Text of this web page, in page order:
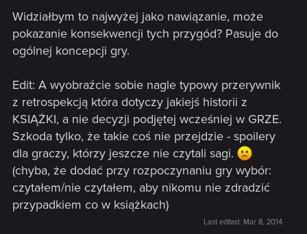
Widziałbym to najwyżej jako nawiązanie, może
pokazanie konsekwencji tych przygód? Pasuje do
ogólnej koncepcji gry.
Edit: A wyobraźcie sobie nagle typowy przerywnik
z retrospekcją która dotyczy jakiejś historii z
KSIĄŻKI, a nie decyzji podjętej wcześniej w GRZE.
Szkoda tylko, że takie coś nie przejdzie - spoilery
dla graczy, którzy jeszcze nie czytali sagi.
(chyba, że dodać przy rozpoczynaniu gry wybór:
czytałem/nie czytałem, aby nikomu nie zdradzić
przypadkiem co w książkach)
Last edited: Mar 8, 2014